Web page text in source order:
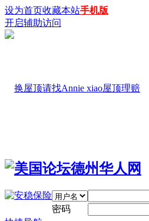
设为首页收藏本站手机版
开启辅助访问
密码